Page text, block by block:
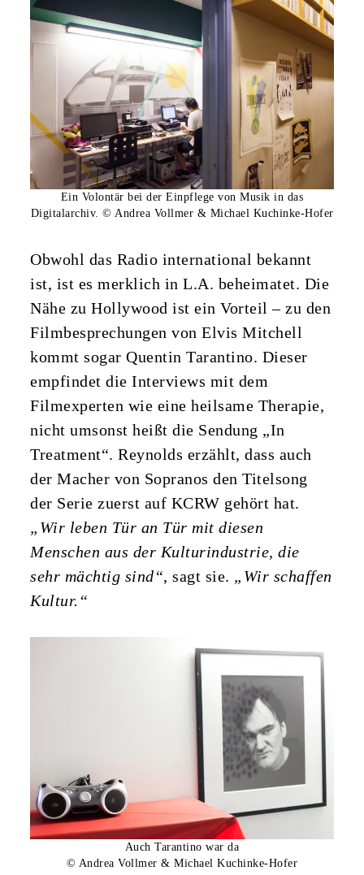
Ein Volontär bei der Einpflege von Musik in das
Digitalarchiv. © Andrea Vollmer & Michael Kuchinke-Hofer
Obwohl das Radio international bekannt
ist, ist es merklich in L.A. beheimatet. Die
Nähe zu Hollywood ist ein Vorteil – zu den
Filmbesprechungen von Elvis Mitchell
kommt sogar Quentin Tarantino. Dieser
empfindet die Interviews mit dem
Filmexperten wie eine heilsame Therapie,
nicht umsonst heißt die Sendung „In
Treatment“. Reynolds erzählt, dass auch
der Macher von Sopranos den Titelsong
der Serie zuerst auf KCRW gehört hat.
„Wir leben Tür an Tür mit diesen
Menschen aus der Kulturindustrie, die
sehr mächtig sind“, sagt sie. „Wir schaffen
Kultur.“
Auch Tarantino war da
© Andrea Vollmer & Michael Kuchinke-Hofer